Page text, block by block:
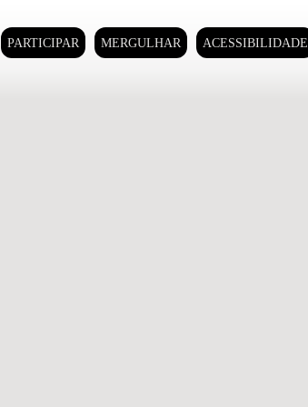
PARTICIPAR MERGULHAR ACESSIBILIDADE